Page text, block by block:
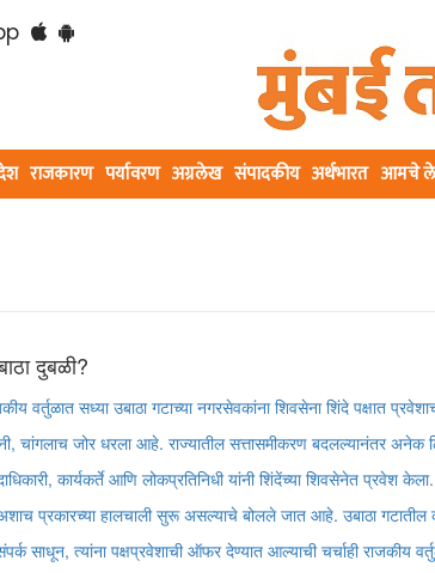
राजकारण पर्यावरण अग्रलेख संपादकीय अर्थभारत आमचे
दुबळी?
वर्तुळात सध्या उबाठा गटाच्या नगरसेवकांना शिवसेना शिंदे पक्षात
चांगलाच जोर धरला आहे. राज्यातील सत्तासमीकरण बदलल्यानंतर अनेक
कार्यकर्ते आणि लोकप्रतिनिधी यांनी शिंदेंच्या शिवसेनेत प्रवेश केला.
प्रकारच्या हालचाली सुरू असल्याचे बोलले जात आहे. उबाठा गटातील
साधून, त्यांना पक्षप्रवेशाची ऑफर देण्यात आल्याची चर्चाही राजकीय